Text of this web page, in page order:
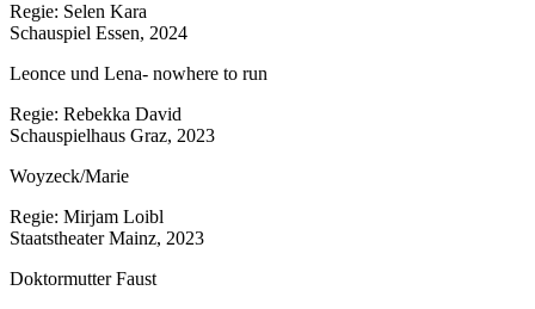
Regie: Selen Kara
Schauspiel Essen, 2024
Leonce und Lena- nowhere to run
Regie: Rebekka David
Schauspielhaus Graz, 2023
Woyzeck/Marie
Regie: Mirjam Loibl
Staatstheater Mainz, 2023
Doktormutter Faust